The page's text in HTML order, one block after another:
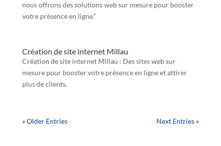
nous offrons des solutions web sur mesure pour booster
votre présence en ligne.”
Création de site internet Millau
Création de site internet Millau : Des sites web sur
mesure pour booster votre présence en ligne et attirer
plus de clients.
« Older Entries Next Entries »